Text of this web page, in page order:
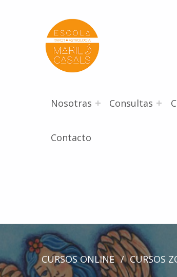
Nosotras Consultas
Contacto
CURSOS ONLINE / CURSOS